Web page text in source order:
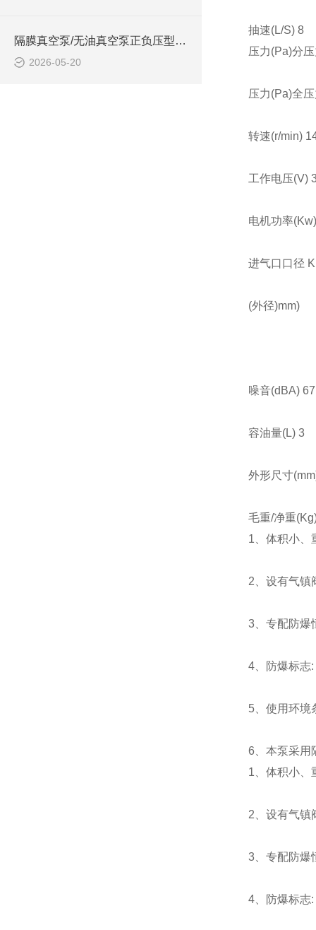
隔膜真空泵/无油真空泵正负压型 10L中西器材 型号:M395442的技术介绍
2026-05-20
抽速(L/S) 8
压力(Pa)分
压力(Pa)全
转速(r/min)
工作电压(V)
电机功率
进气口口径
(外径)mm)
噪音(dBA) 67
容油量(L) 3
外形尺寸
毛重/净重
1、体积小、
2、设有气镇
3、专配防爆
4、防爆标志
5、使用环境
6、本泵采用
1、体积小、
2、设有气镇
3、专配防爆
4、防爆标志